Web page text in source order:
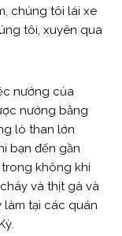
chúng tôi lái xe
tôi, xuyên qua
nướng của
nướng bằng
lò than lớn
bạn đến gần
không khí
và thịt gà và
làm tại các quán